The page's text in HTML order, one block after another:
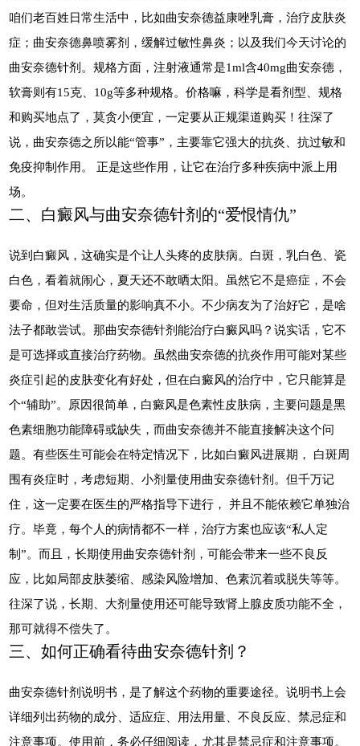
咱们老百姓日常生活中，比如曲安奈德益康唑乳膏，治疗皮肤炎
症；曲安奈德鼻喷雾剂，缓解过敏性鼻炎；以及我们今天讨论的
曲安奈德针剂。规格方面，注射液通常是1ml含40mg曲安奈德，
软膏则有15克、10g等多种规格。价格嘛，科学是看剂型、规格
和购买地点了，莫贪小便宜，一定要从正规渠道购买！往深了
说，曲安奈德之所以能“管事”，主要靠它强大的抗炎、抗过敏和
免疫抑制作用。 正是这些作用，让它在治疗多种疾病中派上用
场。
二、白癜风与曲安奈德针剂的“爱恨情仇”
说到白癜风，这确实是个让人头疼的皮肤病。白斑，乳白色、瓷
白色，看着就闹心，夏天还不敢晒太阳。虽然它不是癌症，不会
要命，但对生活质量的影响真不小。不少病友为了治好它，是啥
法子都敢尝试。那曲安奈德针剂能治疗白癜风吗？说实话，它不
是可选择或直接治疗药物。虽然曲安奈德的抗炎作用可能对某些
炎症引起的皮肤变化有好处，但在白癜风的治疗中，它只能算是
个“辅助”。原因很简单，白癜风是色素性皮肤病，主要问题是黑
色素细胞功能障碍或缺失，而曲安奈德并不能直接解决这个问
题。有些医生可能会在特定情况下，比如白癜风进展期， 白斑周
围有炎症时，考虑短期、小剂量使用曲安奈德针剂。但千万记
住，这一定要在医生的严格指导下进行， 并且不能依赖它单独治
疗。毕竟，每个人的病情都不一样，治疗方案也应该“私人定
制”。而且，长期使用曲安奈德针剂，可能会带来一些不良反
应，比如局部皮肤萎缩、感染风险增加、色素沉着或脱失等等。
往深了说，长期、大剂量使用还可能导致肾上腺皮质功能不全，
那可就得不偿失了。
三、如何正确看待曲安奈德针剂？
曲安奈德针剂说明书，是了解这个药物的重要途径。说明书上会
详细列出药物的成分、适应症、用法用量、不良反应、禁忌症和
注意事项。使用前，务必仔细阅读，尤其是禁忌症和注意事项。